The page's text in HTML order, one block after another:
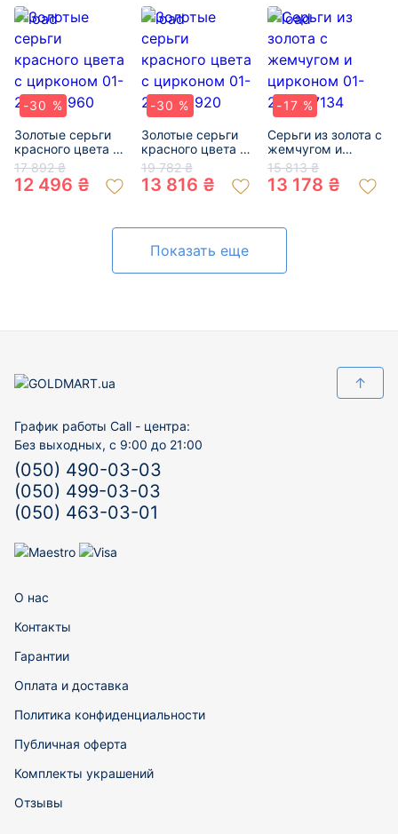
-30 %
Золотые серьги
красного цвета с
цирконом 01-
200240960
17 892 ₴
12 496 ₴
-30 %
Золотые серьги
красного цвета с
цирконом 01-
200368920
19 782 ₴
13 816 ₴
-17 %
Серьги из золота с
жемчугом и
цирконом 01-
200547134
15 813 ₴
13 178 ₴
Показать еще
↑
График работы Call - центра:
Без выходных, с 9:00 до 21:00
(050) 490-03-03
(050) 499-03-03
(050) 463-03-01
О нас
Контакты
Гарантии
Оплата и доставка
Политика конфиденциальности
Публичная оферта
Комплекты украшений
Отзывы